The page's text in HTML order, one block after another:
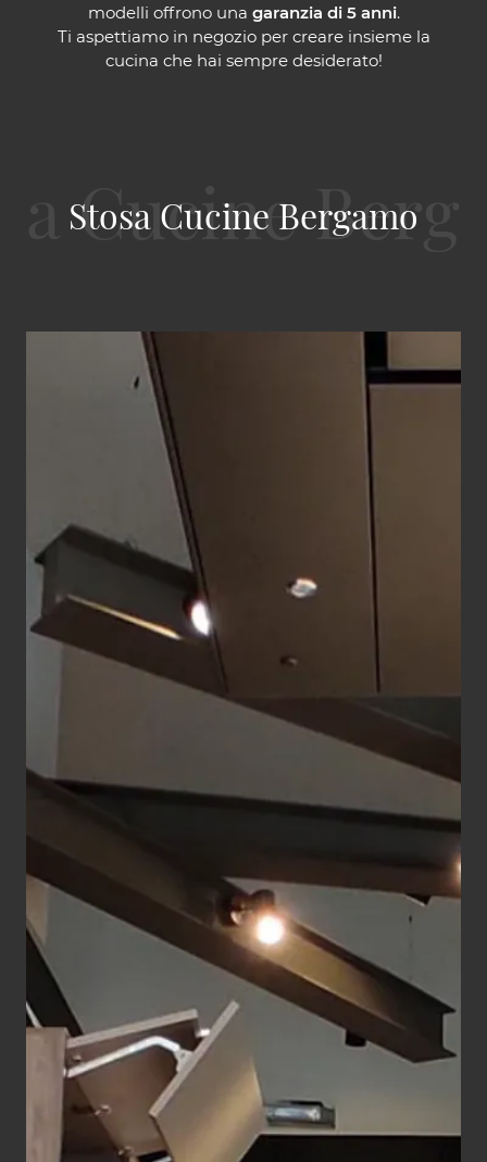
modelli offrono una garanzia di 5 anni.
Ti aspettiamo in negozio per creare insieme la
cucina che hai sempre desiderato!
Stosa Cucine Bergamo